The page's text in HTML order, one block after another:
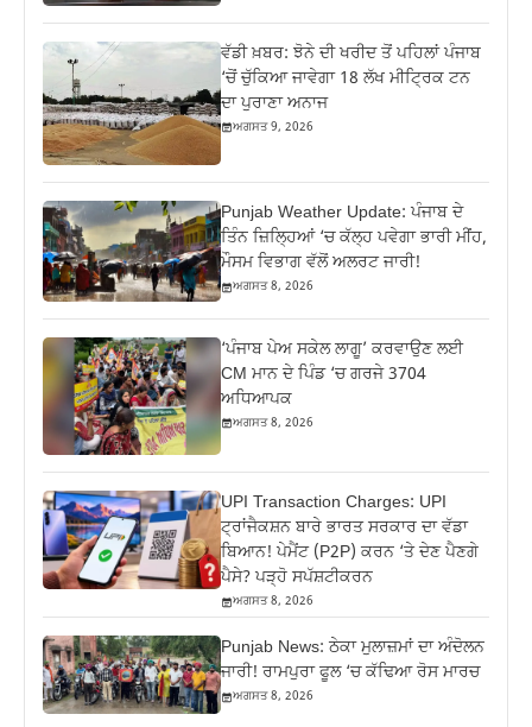
ਵੱਡੀ ਖ਼ਬਰ: ਝੋਨੇ ਦੀ ਖਰੀਦ ਤੋਂ ਪਹਿਲਾਂ ਪੰਜਾਬ
‘ਚੋਂ ਚੁੱਕਿਆ ਜਾਵੇਗਾ 18 ਲੱਖ ਮੀਟ੍ਰਿਕ ਟਨ
ਦਾ ਪੁਰਾਣਾ ਅਨਾਜ
ਅਗਸਤ 9, 2026
Punjab Weather Update: ਪੰਜਾਬ ਦੇ
ਤਿੰਨ ਜ਼‍ਿਲ੍ਹਿਆਂ ‘ਚ ਕੱਲ੍ਹ ਪਵੇਗਾ ਭਾਰੀ ਮੀਂਹ,
ਮੌਸਮ ਵਿਭਾਗ ਵੱਲੋਂ ਅਲਰਟ ਜਾਰੀ!
ਅਗਸਤ 8, 2026
‘ਪੰਜਾਬ ਪੇਅ ਸਕੇਲ ਲਾਗੂ’ ਕਰਵਾਉਣ ਲਈ
CM ਮਾਨ ਦੇ ਪਿੰਡ ‘ਚ ਗਰਜੇ 3704
ਅਧਿਆਪਕ
ਅਗਸਤ 8, 2026
UPI Transaction Charges: UPI
ਟ੍ਰਾਂਜੈਕਸ਼ਨ ਬਾਰੇ ਭਾਰਤ ਸਰਕਾਰ ਦਾ ਵੱਡਾ
ਬਿਆਨ! ਪੇਮੈਂਟ (P2P) ਕਰਨ ‘ਤੇ ਦੇਣ ਪੈਣਗੇ
ਪੈਸੇ? ਪੜ੍ਹੋ ਸਪੱਸ਼ਟੀਕਰਨ
ਅਗਸਤ 8, 2026
Punjab News: ਠੇਕਾ ਮੁਲਾਜ਼ਮਾਂ ਦਾ ਅੰਦੋਲਨ
ਜਾਰੀ! ਰਾਮਪੁਰਾ ਫੂਲ ‘ਚ ਕੱਢਿਆ ਰੋਸ ਮਾਰਚ
ਅਗਸਤ 8, 2026